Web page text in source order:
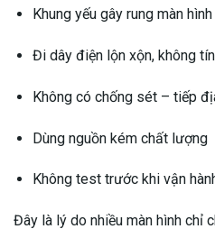
Khung yếu gây rung màn hình
Đi dây điện lộn xộn, không
Không có chống sét – tiếp
Dùng nguồn kém chất lượng
Không test trước khi vận
Đây là lý do nhiều màn hình chỉ